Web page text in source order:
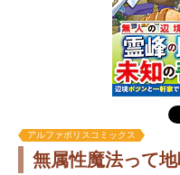
アルファポリスコミックス
無属性魔法って